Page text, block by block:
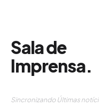
Sala de
Imprensa.
Sincronizando Últimas